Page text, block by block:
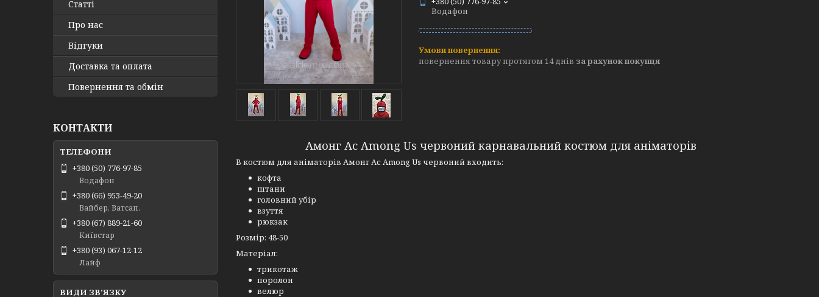
Водафон
повернення товару протягом 14 днів за рахунок покупця
Амонг Ас Among Us червоний карнавальний костюм для аніматорів
В костюм для аніматорів Амонг Ас Among Us червоний входить:
кофта
штани
головний убір
взуття
рюкзак
Розмір: 48-50
Матеріал:
трикотаж
поролон
велюр
Статті
Про нас
Відгуки
Доставка та оплата
Повернення та обмін
КОНТАКТИ
+380 (50) 776-97-85
Водафон
+380 (66) 953-49-20
Вайбер, Ватсап.
+380 (67) 889-21-60
Київстар
+380 (93) 067-12-12
Лайф